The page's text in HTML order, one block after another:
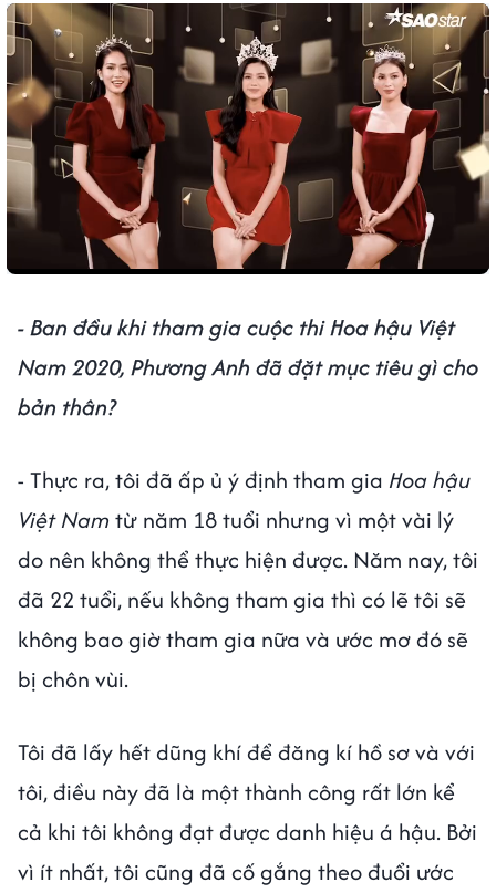
- Ban đầu khi tham gia cuộc thi Hoa hậu Việt
Nam 2020, Phương Anh đã đặt mục tiêu gì cho
bản thân?
- Thực ra, tôi đã ấp ủ ý định tham gia Hoa hậu
Việt Nam từ năm 18 tuổi nhưng vì một vài lý
do nên không thể thực hiện được. Năm nay, tôi
đã 22 tuổi, nếu không tham gia thì có lẽ tôi sẽ
không bao giờ tham gia nữa và ước mơ đó sẽ
bị chôn vùi.
Tôi đã lấy hết dũng khí để đăng kí hồ sơ và với
tôi, điều này đã là một thành công rất lớn kể
cả khi tôi không đạt được danh hiệu á hậu. Bởi
vì ít nhất, tôi cũng đã cố gắng theo đuổi ước